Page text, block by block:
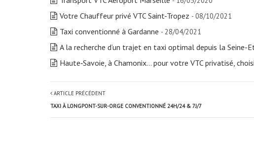
Votre Chauffeur privé VTC Saint-Tropez - 08/10/2021
Taxi conventionné à Gardanne - 28/04/2021
A la recherche d’un trajet en taxi optimal depuis la Seine-
Haute‑Savoie, à Chamonix… pour votre VTC privatisé,
ARTICLE PRÉCÉDENT
TAXI À LONGPONT-SUR-ORGE CONVENTIONNÉ 24H/24 & 7J/7